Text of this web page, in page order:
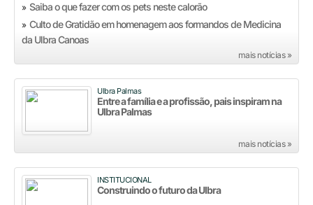
» Saiba o que fazer com os pets neste calorão
» Culto de Gratidão em homenagem aos formandos de Medicina
da Ulbra Canoas
mais notícias »
Ulbra Palmas
Entre a família e a profissão, pais inspiram na
Ulbra Palmas
mais notícias »
INSTITUCIONAL
Construindo o futuro da Ulbra